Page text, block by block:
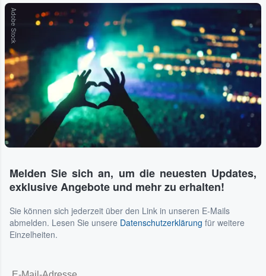
Adobe Stock
Melden Sie sich an, um die neuesten Updates,
exklusive Angebote und mehr zu erhalten!
Sie können sich jederzeit über den Link in unseren E-Mails
abmelden. Lesen Sie unsere Datenschutzerklärung für weitere
Einzelheiten.